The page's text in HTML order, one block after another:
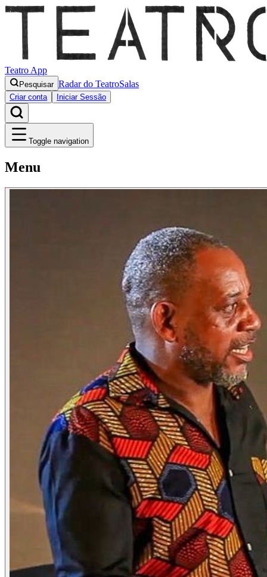
Teatro App
Pesquisar Radar do TeatroSalas
Criar conta Iniciar Sessão
Toggle navigation
Menu